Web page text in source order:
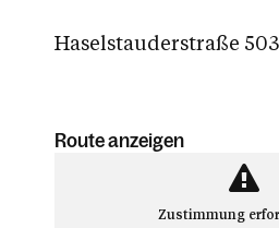
Haselstauderstraße
Route anzeigen
Zustimmung